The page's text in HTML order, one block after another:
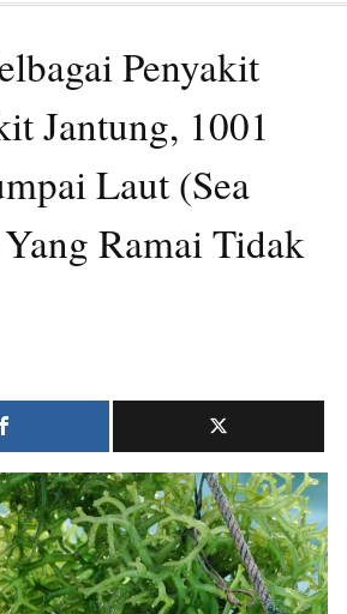
Penyakit
Jantung, 1001
Laut (Sea
Ramai Tidak